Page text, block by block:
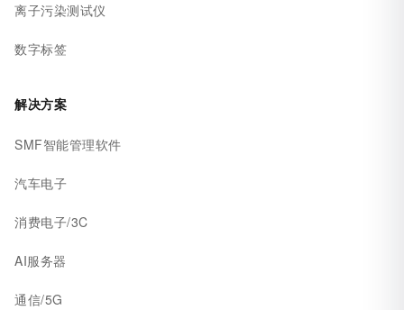
离子污染测试仪
数字标签
解决方案
SMF智能管理软件
汽车电子
消费电子/3C
AI服务器
通信/5G